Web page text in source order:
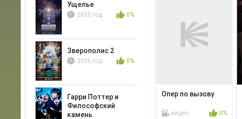
Ущелье
2025 год 0%
Зверополис 2
2025 год 0%
Гарри Поттер и
Философский
камень
Опер по вызову
видео 0%